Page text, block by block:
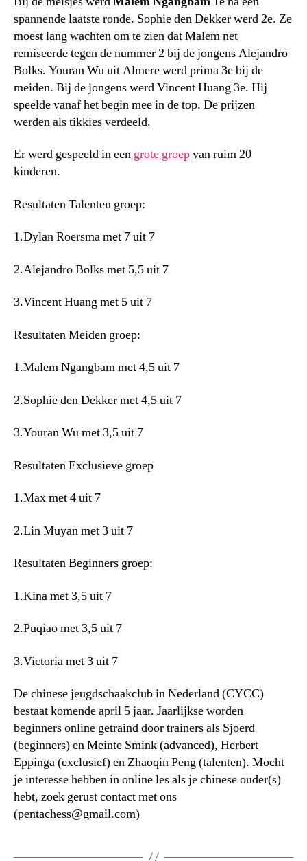
spannende laatste ronde. Sophie den Dekker werd 2e. Ze
moest lang wachten om te zien dat Malem net
remiseerde tegen de nummer 2 bij de jongens Alejandro
Bolks. Youran Wu uit Almere werd prima 3e bij de
meiden. Bij de jongens werd Vincent Huang 3e. Hij
speelde vanaf het begin mee in de top. De prijzen
werden als tikkies verdeeld.
Er werd gespeeld in een grote groepvan ruim 20
kinderen.
Resultaten Talenten groep:
1.Dylan Roersma met 7 uit 7
2.Alejandro Bolks met 5,5 uit 7
3.Vincent Huang met 5 uit 7
Resultaten Meiden groep:
1.Malem Ngangbam met 4,5 uit 7
2.Sophie den Dekker met 4,5 uit 7
3.Youran Wu met 3,5 uit 7
Resultaten Exclusieve groep
1.Max met 4 uit 7
2.Lin Muyan met 3 uit 7
Resultaten Beginners groep:
1.Kina met 3,5 uit 7
2.Puqiao met 3,5 uit 7
3.Victoria met 3 uit 7
De chinese jeugdschaakclub in Nederland (CYCC)
bestaat komende april 5 jaar. Jaarlijkse worden
beginners online getraind door trainers als Sjoerd
(beginners) en Meinte Smink (advanced), Herbert
Eppinga (exclusief) en Zhaoqin Peng (talenten). Mocht
je interesse hebben in online les als je chinese ouder(s)
hebt, zoek gerust contact met ons
(pentachess@gmail.com)